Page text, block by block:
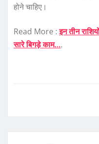
होने चाहिए।
Read More :इन तीन
सारे बिगड़े काम….